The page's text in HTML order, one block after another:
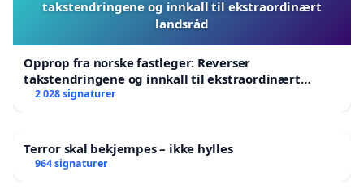
takstendringene og innkall til ekstraordinært
landsråd
Opprop fra norske fastleger: Reverser
takstendringene og innkall til ekstraordinært
landsråd
2 028 signaturer
Terror skal bekjempes – ikke hylles
964 signaturer